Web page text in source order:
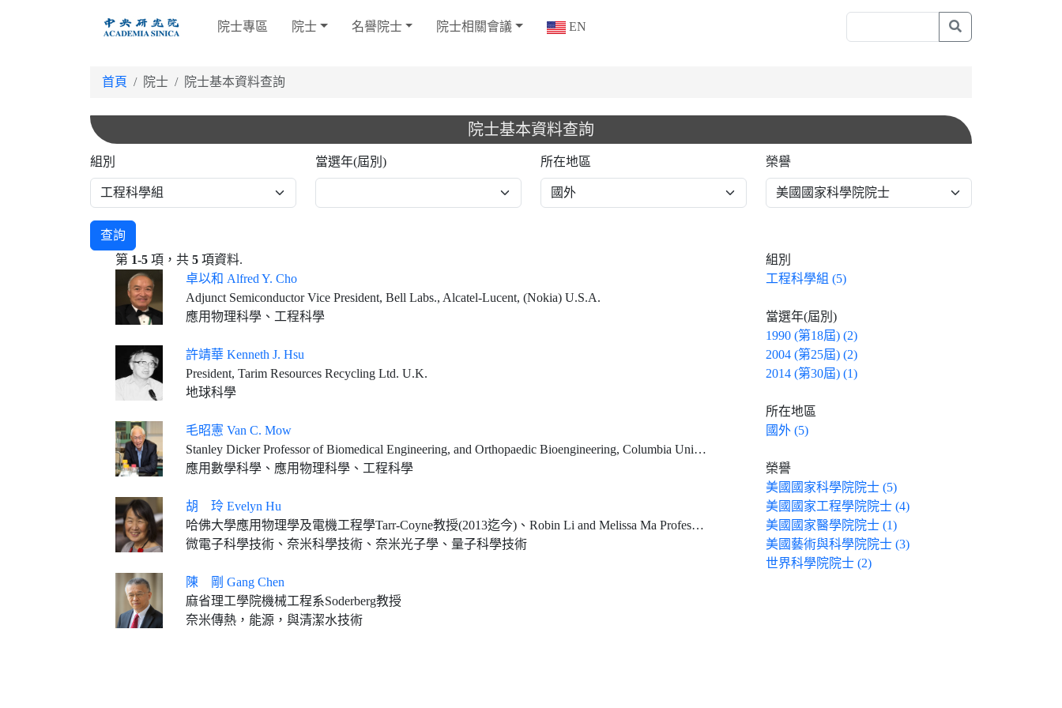
院士專區 院士 名譽院士 院士相關會議 EN
首頁 院士 院士基本資料查詢
院士基本資料查詢
組別 當選年(屆別) 所在地區 榮譽
查詢
第 1-5 項，共 5 項資料.
卓以和 Alfred Y. Cho
Adjunct Semiconductor Vice President, Bell Labs., Alcatel-Lucent, (Nokia) U.S.A.
應用物理科學、工程科學
許靖華 Kenneth J. Hsu
President, Tarim Resources Recycling Ltd. U.K.
地球科學
毛昭憲 Van C. Mow
Stanley Dicker Professor of Biomedical Engineering, and Orthopaedic Bioengineering, Columbia University
應用數學科學、應用物理科學、工程科學
胡 玲 Evelyn Hu
哈佛大學應用物理學及電機工程學Tarr-Coyne教授(2013迄今)、Robin Li and Melissa Ma Professor of Arts and Sciences (2013)
微電子科學技術、奈米科學技術、奈米光子學、量子科學技術
陳 剛 Gang Chen
麻省理工學院機械工程系Soderberg教授
奈米傳熱，能源，與清潔水技術
組別
工程科學組 (5)
當選年(屆別)
1990 (第18屆) (2)
2004 (第25屆) (2)
2014 (第30屆) (1)
所在地區
國外 (5)
榮譽
美國國家科學院院士 (5)
美國國家工程學院院士 (4)
美國國家醫學院院士 (1)
美國藝術與科學院院士 (3)
世界科學院院士 (2)